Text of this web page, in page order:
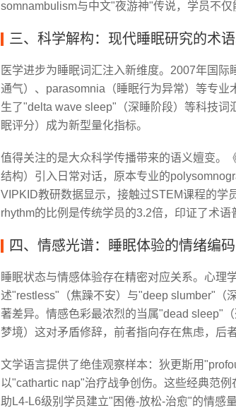
somnambulism与中文"夜游神"传说，学员不仅
三、科学解构：现代睡眠研究的术
医学进步为睡眠词汇注入新维度。2007年国
通气）、parasomnia（睡眠行为异常）等专
生了"delta wave sleep"（深睡阶段）等科技
眠评分）成为新型量化指标。
值得关注的是大众科学传播带来的语义嬗变。
结构）引入日常对话，原本专业的
VIPKID教研数据显示，接触过STEM课程的学
rhythm的比例是传统学员的3.2倍，印证了术语
四、情感光谱：睡眠体验的情绪编码
睡眠状态与情感体验存在精密对应关系。心理
述"restless"（焦躁不安）与"deep slumber"（
著差异。情感色彩最浓烈的当属"dead sleep"
梦境）这对矛盾修辞，前者指向存在焦虑，后
文学语言提供了绝佳观察样本：狄更斯用
以"cathartic nap"治疗战争创伤。这些经典范
助L4-L6级别学员建立"困倦-放松-治愈"的情感